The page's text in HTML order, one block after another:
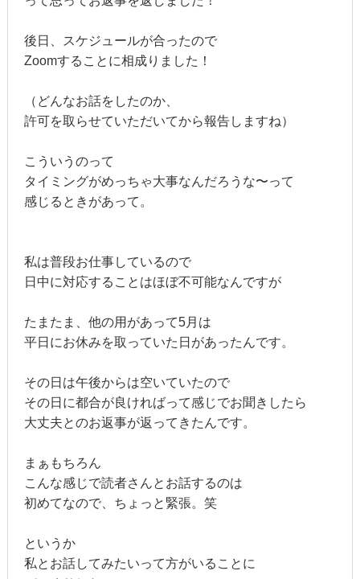
後日、スケジュールが合ったので
Zoomすることに相成りました！
（どんなお話をしたのか、
許可を取らせていただいてから報告しますね）
こういうのって
タイミングがめっちゃ大事なんだろうな〜って
感じるときがあって。
私は普段お仕事しているので
日中に対応することはほぼ不可能なんですが
たまたま、他の用があって5月は
平日にお休みを取っていた日があったんです。
その日は午後からは空いていたので
その日に都合が良ければって感じでお聞きしたら
大丈夫とのお返事が返ってきたんです。
まぁもちろん
こんな感じで読者さんとお話するのは
初めてなので、ちょっと緊張。笑
というか
私とお話してみたいって方がいることに